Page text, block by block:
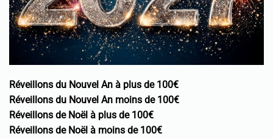
Réveillons du Nouvel An à plus de 100€
Réveillons du Nouvel An moins de 100€
Réveillons de Noël à plus de 100€
Réveillons de Noël à moins de 100€